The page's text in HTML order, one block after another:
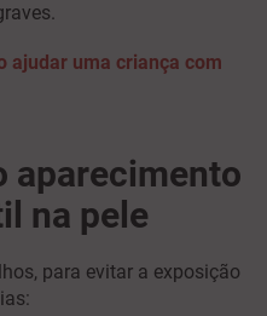
ajudar uma criança com
aparecimento
na pele
para evitar a exposição